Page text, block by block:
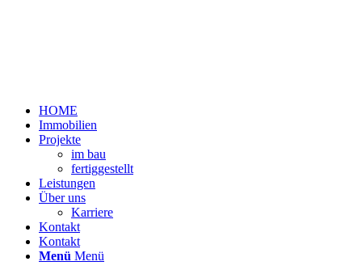
HOME
Immobilien
Projekte
im bau
fertiggestellt
Leistungen
Über uns
Karriere
Kontakt
Kontakt
Menü Menü